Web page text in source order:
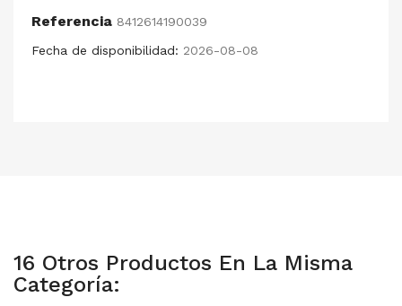
Referencia 8412614190039
Fecha de disponibilidad: 2026-08-08
16 Otros Productos En La Misma
Categoría: